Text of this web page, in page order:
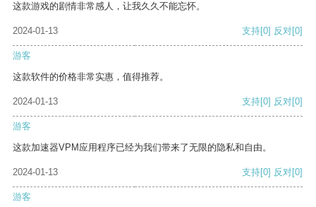
这款游戏的剧情非常感人，让我久久不能忘怀。
2024-01-13 支持[0] 反对[0]
游客
这款软件的价格非常实惠，值得推荐。
2024-01-13 支持[0] 反对[0]
游客
这款加速器VPM应用程序已经为我们带来了无限的隐私和自由。
2024-01-13 支持[0] 反对[0]
游客